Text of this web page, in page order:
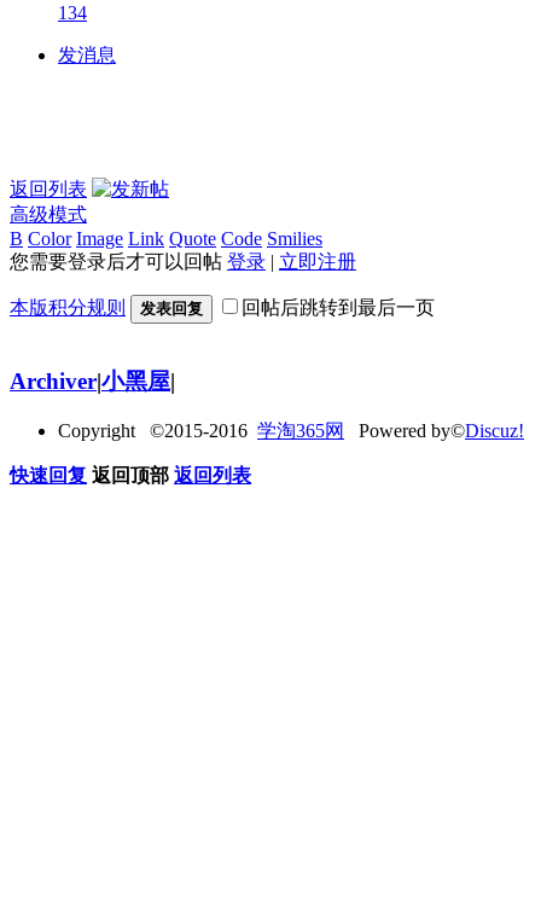
134
发消息
返回列表
高级模式
B Color Image Link Quote Code Smilies
您需要登录后才可以回帖 登录 | 立即注册
本版积分规则 发表回复 回帖后跳转到最后一页
Archiver|小黑屋|
Copyright ©2015-2016 学淘365网 Powered by©Discuz!
快速回复 返回顶部 返回列表